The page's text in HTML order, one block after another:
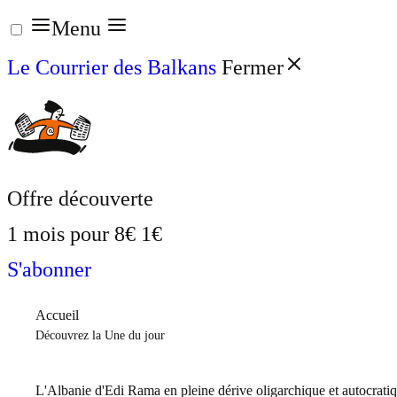
Aller
au
contenu
Menu
Le Courrier des Balkans Fermer
Offre découverte
1 mois pour 8€ 1€
S'abonner
Accueil
Découvrez la Une du jour
L'Albanie d'Edi Rama en pleine dérive oligarchique et